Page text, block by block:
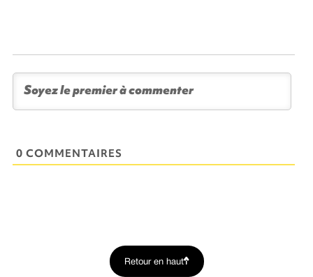
0 COMMENTAIRES
Retour en haut